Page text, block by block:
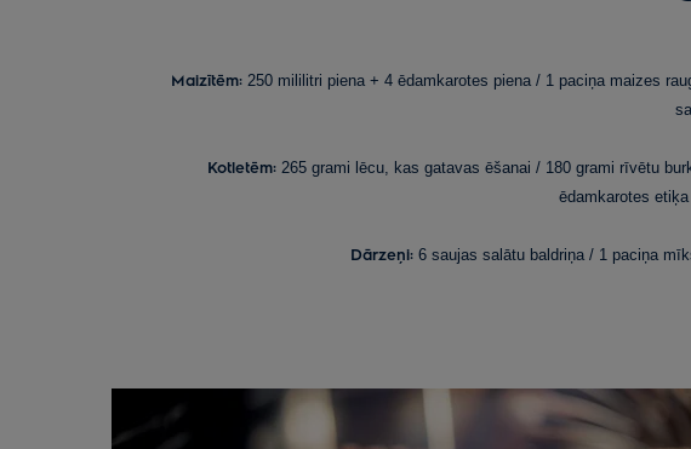
Maizītēm:250 mililitri piena + 4 ēdamkarotes piena / 1 paciņa maizes
Kotletēm: 265 grami lēcu, kas gatavas ēšanai / 180 grami rīvētu
ēdamkarotes
Dārzeņi:6 saujas salātu baldriņa / 1 paciņa